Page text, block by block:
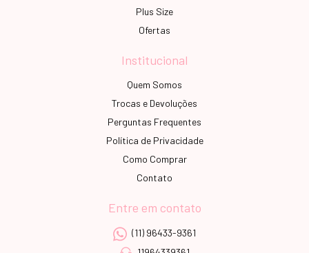
Plus Size
Ofertas
Institucional
Quem Somos
Trocas e Devoluções
Perguntas Frequentes
Política de Privacidade
Como Comprar
Contato
Entre em contato
(11) 96433-9361